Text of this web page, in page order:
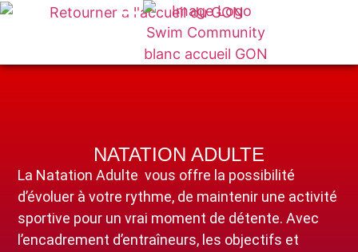
NATATION ADULTE
La Natation Adulte vous offre la possibilité
d’évoluer à votre rythme, de maintenir une activité
sportive pour un vrai moment de détente. Avec
l’encadrement d’entraîneurs, les objectifs et